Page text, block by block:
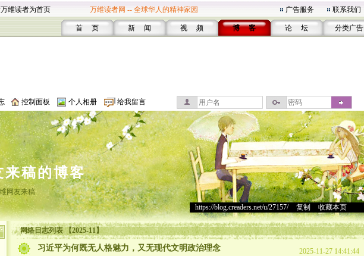
维读者为首页 万维读者网 -- 全球华人的精神家园 广告服务 联系我们
首 页 新 闻 视 频 博 客 论 坛 分类广告
控制面板 个人相册 给我留言
来稿的博客
网友来稿
https://blog.creaders.net/u/27157/> 复制 收藏本页
网络日志列表 【2025-11】
习近平为何既无人格魅力，又无现代文明政治理念 2025-11-27 14:41:44